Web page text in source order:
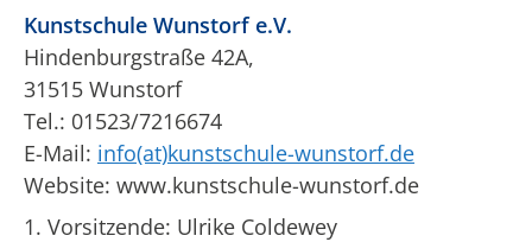
Kunstschule Wunstorf e.V.
Hindenburgstraße 42A,
31515 Wunstorf
Tel.: 01523/7216674
E-Mail: info(at)kunstschule-wunstorf.de
Website: www.kunstschule-wunstorf.de
1. Vorsitzende: Ulrike Coldewey